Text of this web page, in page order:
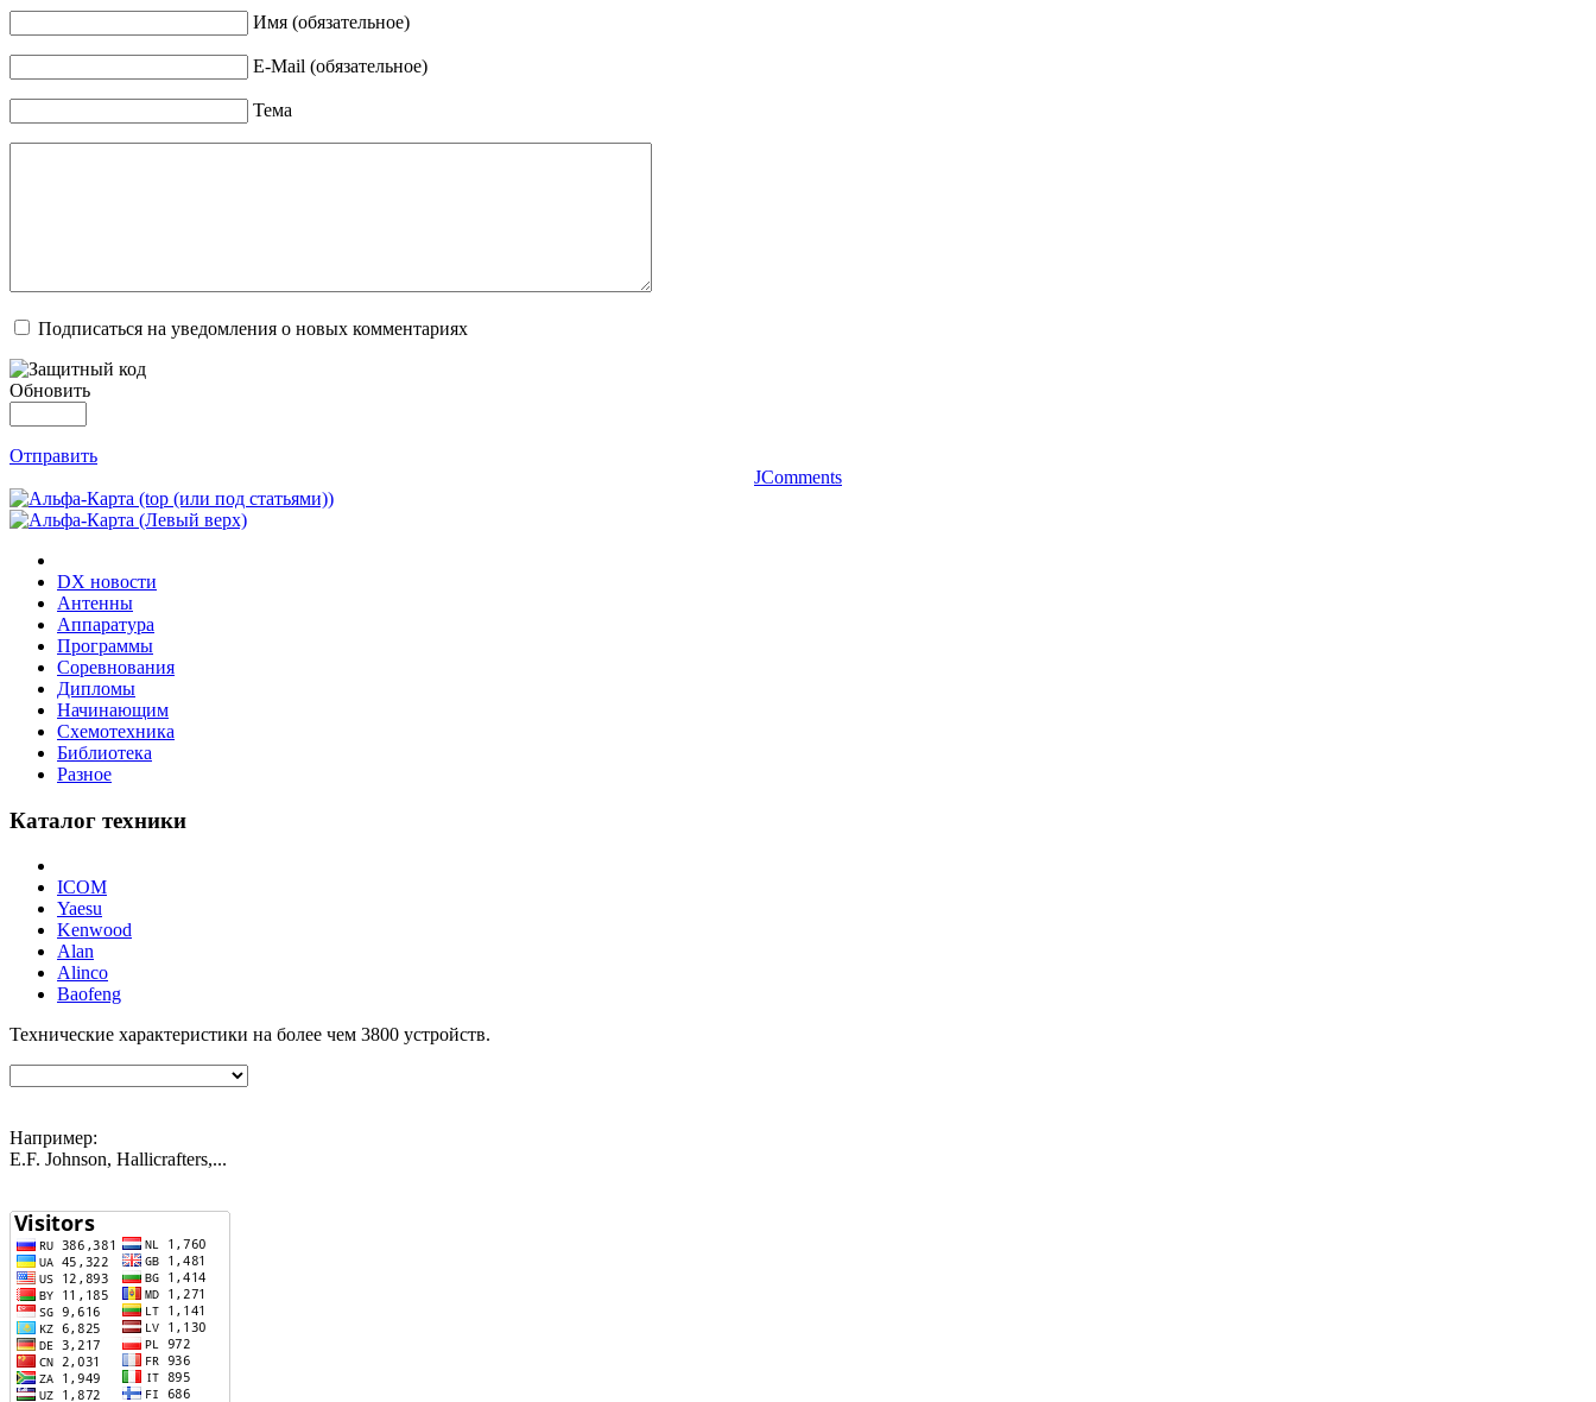
Имя (обязательное)
E-Mail (обязательное)
Тема
Подписаться на уведомления о новых комментариях
Обновить
Отправить
JComments
DX новости
Антенны
Аппаратура
Программы
Соревнования
Дипломы
Начинающим
Схемотехника
Библиотека
Разное
Каталог техники
ICOM
Yaesu
Kenwood
Alan
Alinco
Baofeng
Технические характеристики на более чем 3800 устройств.
Например:
E.F. Johnson, Hallicrafters,...